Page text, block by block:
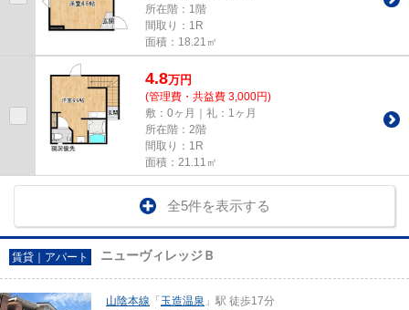
所在階：1階
間取り：1R
面積：18.21㎡
4.8万円
(管理費・共益費 3,000円)
敷：0ヶ月｜礼：1ヶ月
所在階：2階
間取り：1R
面積：21.11㎡
全5件を表示する
賃貸｜アパート ニューヴィレッジＢ
山陰本線 「 玉造温泉 」駅 徒歩17分